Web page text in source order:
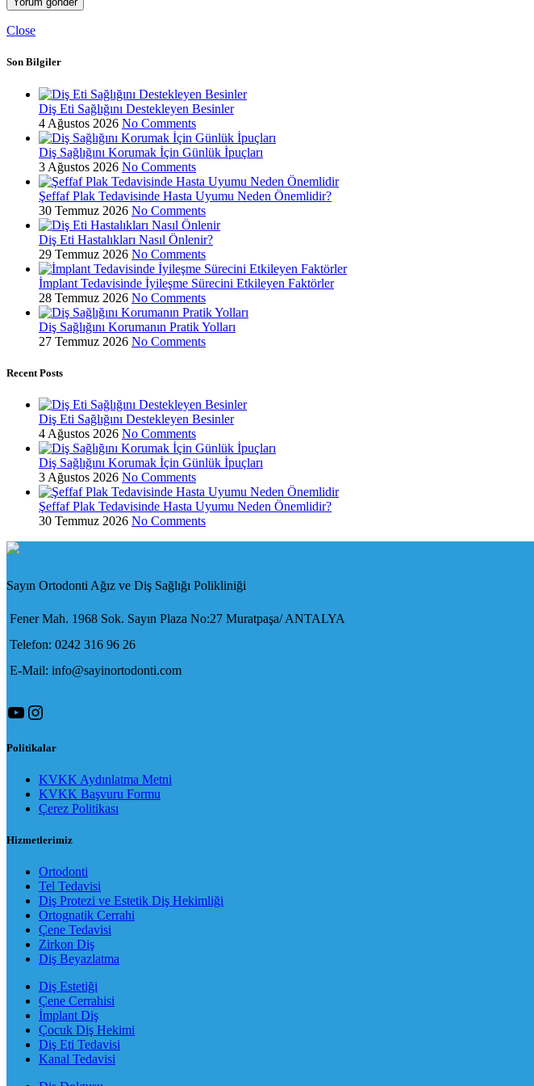
Close
Son Bilgiler
Diş Eti Sağlığını Destekleyen Besinler
4 Ağustos 2026 No Comments
Diş Sağlığını Korumak İçin Günlük İpuçları
3 Ağustos 2026 No Comments
Şeffaf Plak Tedavisinde Hasta Uyumu Neden Önemlidir?
30 Temmuz 2026 No Comments
Diş Eti Hastalıkları Nasıl Önlenir?
29 Temmuz 2026 No Comments
İmplant Tedavisinde İyileşme Sürecini Etkileyen Faktörler
28 Temmuz 2026 No Comments
Diş Sağlığını Korumanın Pratik Yolları
27 Temmuz 2026 No Comments
Recent Posts
Diş Eti Sağlığını Destekleyen Besinler
4 Ağustos 2026 No Comments
Diş Sağlığını Korumak İçin Günlük İpuçları
3 Ağustos 2026 No Comments
Şeffaf Plak Tedavisinde Hasta Uyumu Neden Önemlidir?
30 Temmuz 2026 No Comments
Sayın Ortodonti Ağız ve Diş Sağlığı Polikliniği
Fener Mah. 1968 Sok. Sayın Plaza No:27 Muratpaşa/ ANTALYA
Telefon: 0242 316 96 26
E-Mail: info@sayinortodonti.com
YouTube
Instagram
Politikalar
KVKK Aydınlatma Metni
KVKK Başvuru Formu
Çerez Politikası
Hizmetlerimiz
Ortodonti
Tel Tedavisi
Diş Protezi ve Estetik Diş Hekimliği
Ortognatik Cerrahi
Çene Tedavisi
Zirkon Diş
Diş Beyazlatma
Diş Estetiği
Çene Cerrahisi
İmplant Diş
Çocuk Diş Hekimi
Diş Eti Tedavisi
Kanal Tedavisi